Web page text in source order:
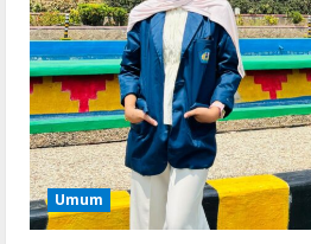
Umum
4
Serialers
VMware
Activator Final
August 6, 2026
Serialers
MATLAB Crack